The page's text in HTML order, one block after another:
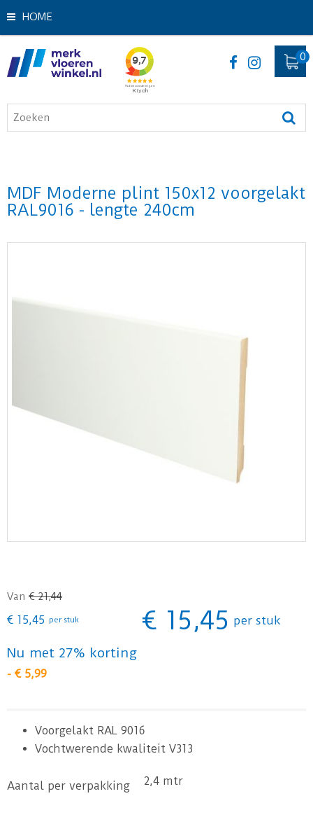
HOME
MDF Moderne plint 150x12 voorgelakt
RAL9016 - lengte 240cm
Van € 21,44
€ 15,45 per stuk € 15,45 per stuk
Nu met 27% korting
- € 5,99
Voorgelakt RAL 9016
Vochtwerende kwaliteit V313
Aantal per verpakking 2,4 mtr